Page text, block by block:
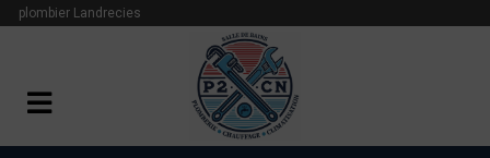
plombier Landrecies
Panneau de gestion des cookies